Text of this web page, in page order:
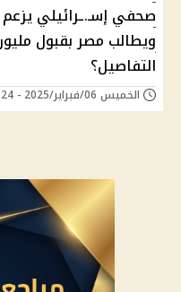
صحفي إسـ.ـرائيلي
ويطالب مصر بقبول
التفاصيل؟
الخميس 06/فبراير/2025 - 08:24 م